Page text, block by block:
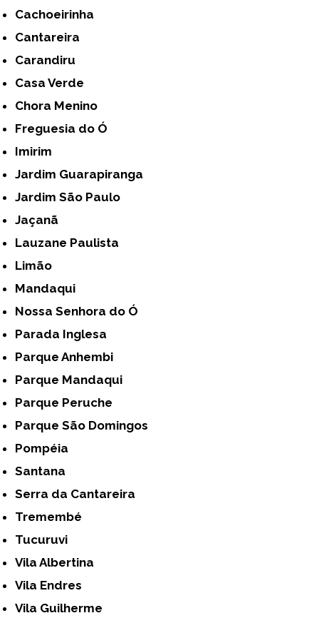
Cachoeirinha
Cantareira
Carandiru
Casa Verde
Chora Menino
Freguesia do Ó
Imirim
Jardim Guarapiranga
Jardim São Paulo
Jaçanã
Lauzane Paulista
Limão
Mandaqui
Nossa Senhora do Ó
Parada Inglesa
Parque Anhembi
Parque Mandaqui
Parque Peruche
Parque São Domingos
Pompéia
Santana
Serra da Cantareira
Tremembé
Tucuruvi
Vila Albertina
Vila Endres
Vila Guilherme